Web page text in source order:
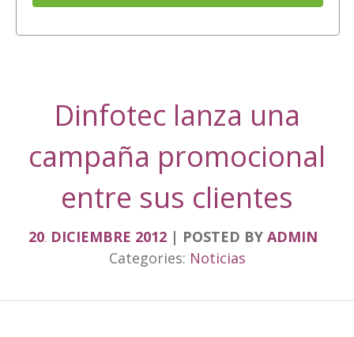
Dinfotec lanza una
campaña promocional
entre sus clientes
20. DICIEMBRE 2012 POSTED BY ADMIN
Categories: Noticias